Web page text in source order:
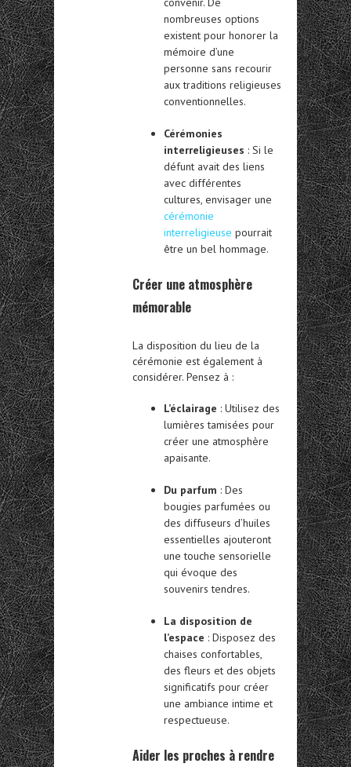
nombreuses options
existent pour honorer la
mémoire d’une
personne sans recourir
aux traditions religieuses
conventionnelles.
Cérémonies
interreligieuses : Si le
défunt avait des liens
avec différentes
cultures, envisager une
cérémonie
interreligieuse pourrait
être un bel hommage.
Créer une atmosphère
mémorable
La disposition du lieu de la
cérémonie est également à
considérer. Pensez à :
L’éclairage : Utilisez des
lumières tamisées pour
créer une atmosphère
apaisante.
Du parfum : Des
bougies parfumées ou
des diffuseurs d’huiles
essentielles ajouteront
une touche sensorielle
qui évoque des
souvenirs tendres.
La disposition de
l’espace : Disposez des
chaises confortables,
des fleurs et des objets
significatifs pour créer
une ambiance intime et
respectueuse.
Aider les proches à rendre